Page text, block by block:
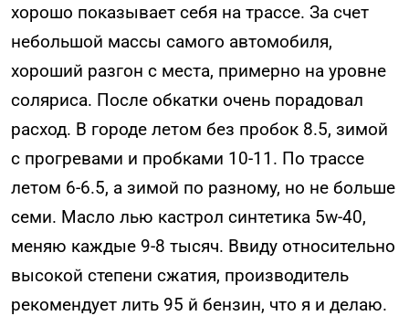
хорошо показывает себя на трассе. За счет
небольшой массы самого автомобиля,
хороший разгон с места, примерно на уровне
соляриса. После обкатки очень порадовал
расход. В городе летом без пробок 8.5, зимой
с прогревами и пробками 10-11. По трассе
летом 6-6.5, а зимой по разному, но не больше
семи. Масло лью кастрол синтетика 5w-40,
меняю каждые 9-8 тысяч. Ввиду относительно
высокой степени сжатия, производитель
рекомендует лить 95 й бензин, что я и делаю.